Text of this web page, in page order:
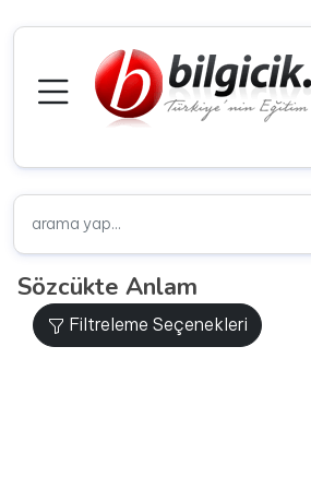
Sözcükte Anlam
Filtreleme Seçenekleri